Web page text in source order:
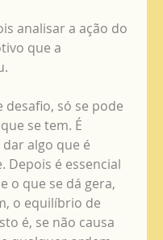
analisar a ação do
que a
desafio, só se pode
se tem. É
algo que é
Depois é essencial
o que se dá gera,
o equilíbrio de
é, se não causa